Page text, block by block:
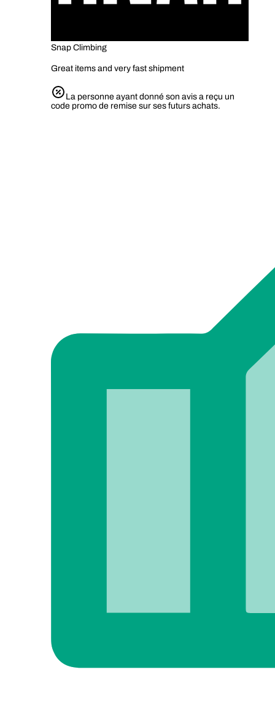
Snap Climbing
Great items and very fast shipment
La personne ayant donné son avis a reçu un
code promo de remise sur ses futurs achats.